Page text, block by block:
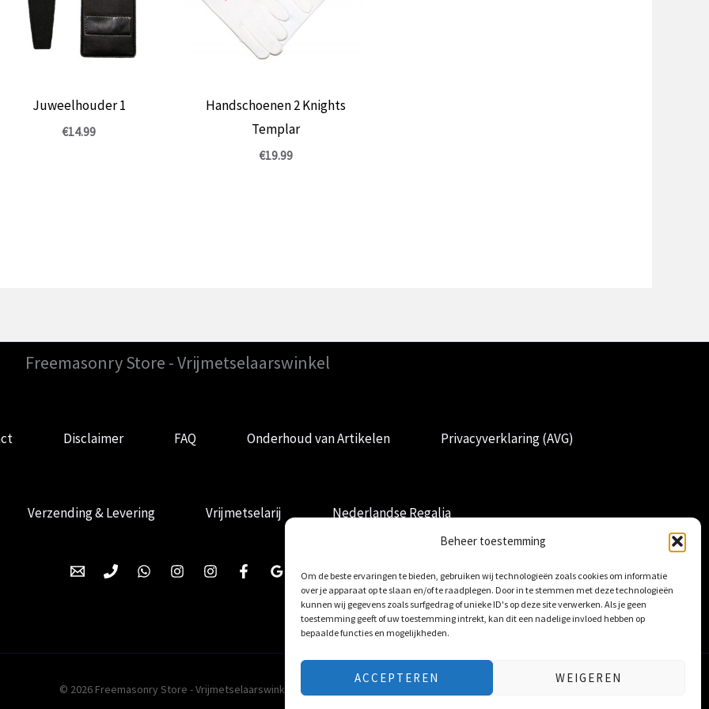
Beheer toestemming
Om de beste ervaringen te bieden, gebruiken wij technologieën zoals cookies om informatie
over je apparaat op te slaan en/of te raadplegen. Door in te stemmen met deze technologieën
kunnen wij gegevens zoals surfgedrag of unieke ID's op deze site verwerken. Als je geen
toestemming geeft of uw toestemming intrekt, kan dit een nadelige invloed hebben op
bepaalde functies en mogelijkheden.
ACCEPTEREN WEIGEREN
Juweelhouder 1
€14.99
Handschoenen 2 Knights
Templar
€19.99
Freemasonry Store - Vrijmetselaarswinkel
Disclaimer FAQ Onderhoud van Artikelen Privacyverklaring (AVG)
Verzending & Levering Vrijmetselarij Nederlandse Regalia
© 2026 Freemasonry Store - Vrijmetselaarswinkel.